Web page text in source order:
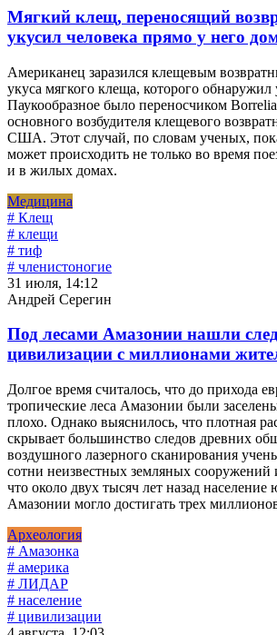
Мягкий клещ, переносящий
укусил человека прямо у него
Американец заразился клещевым
укуса мягкого клеща, которого обнаружил
Паукообразное было переносчиком
основного возбудителя клещевого
США. Этот случай, по словам ученых,
может происходить не только во время
и в жилых домах.
Медицина
# Клещ
# клещи
# тиф
# членистоногие
31 июля, 14:12
Андрей Серегин
Под лесами Амазонии нашли
цивилизации с миллионами
Долгое время считалось, что до прихода
тропические леса Амазонии были
плохо. Однако выяснилось, что плотная
скрывает большинство следов древних
воздушного лазерного сканирования
сотни неизвестных земляных
что около двух тысяч лет назад население
Амазонии могло достигать трех
Археология
# Амазонка
# америка
# ЛИДАР
# население
# цивилизации